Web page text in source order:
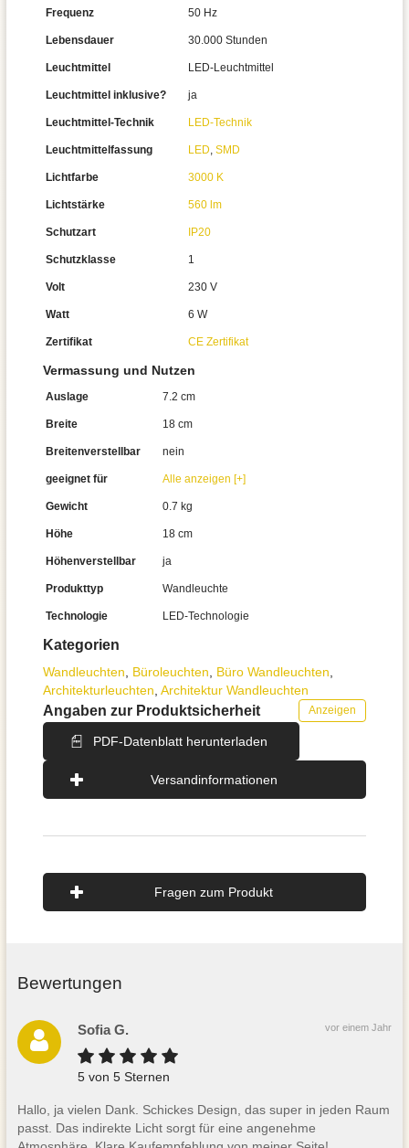
Kategorien
Wand­leuchten Büroleuchten Büro Wandleuchten
Architektur­leuchten Architektur Wandleuchten
Angaben zur Produktsicherheit Anzeigen
PDF-Datenblatt herunterladen
Versandinformationen
Frequenz 50 Hz
Lebensdauer 30.000 Stunden
Leuchtmittel LED-Leuchtmittel
Leuchtmittel inklusive? ja
Leuchtmittel-Technik LED-Technik
Leuchtmittelfassung LED, SMD
Lichtfarbe 3000 K
Lichtstärke 560 lm
Schutzart IP20
Schutzklasse 1
Volt 230 V
Watt 6 W
Zertifikat CE Zertifikat
Vermassung und Nutzen
Auslage 7.2 cm
Breite 18 cm
Breitenverstellbar nein
geeignet für Alle anzeigen [+]
Gewicht 0.7 kg
Höhe 18 cm
Höhenverstellbar ja
Produkttyp Wandleuchte
Technologie LED-Technologie
Fragen zum Produkt
Bewertungen
Sofia G.
5 von 5 Sternen
vor einem Jahr
Hallo, ja vielen Dank. Schickes Design, das super in jeden Raum
passt. Das indirekte Licht sorgt für eine angenehme